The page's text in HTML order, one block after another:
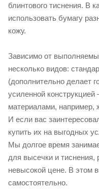
блинтового тиснения. В
использовать бумагу
кожу.
Зависимо от
несколько видов:
(дополнительно делает
усиленной
материалами, например,
И если вас
купить их на выгодных
Мы долгое время
для высечки и тиснения,
невысокой цене. В этом
самостоятельно.